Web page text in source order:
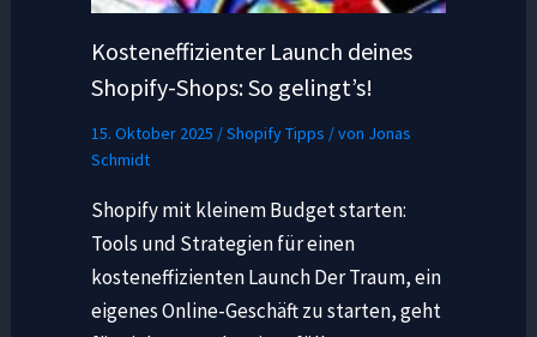
Kosteneffizienter Launch deines
Shopify-Shops: So gelingt’s!
15. Oktober 2025 /Shopify Tipps / von Jonas
Schmidt
Shopify mit kleinem Budget starten:
Tools und Strategien für einen
kosteneffizienten Launch Der Traum, ein
eigenes Online-Geschäft zu starten, geht